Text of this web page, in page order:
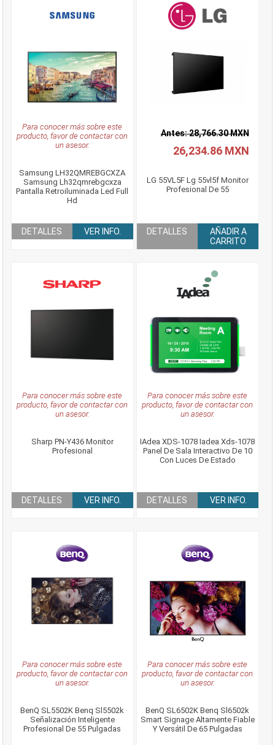
Para conocer más sobre este
producto, favor de contactar con
un asesor.
Samsung LH32QMREBGCXZA
Samsung Lh32qmrebgcxza
Pantalla Retroiluminada Led Full
Hd
DETALLES VER INFO.
Antes: 28,766.30 MXN
26,234.86 MXN
LG 55VL5F Lg 55vl5f Monitor
Profesional De 55
DETALLES
AÑADIR A
CARRITO
Para conocer más sobre este
producto, favor de contactar con
un asesor.
Sharp PN-Y436 Monitor
Profesional
DETALLES VER INFO.
Para conocer más sobre este
producto, favor de contactar con
un asesor.
IAdea XDS-1078 Iadea Xds-1078
Panel De Sala Interactivo De 10
Con Luces De Estado
DETALLES VER INFO.
Para conocer más sobre este
producto, favor de contactar con
un asesor.
BenQ SL5502K Benq Sl5502k
Señalización Inteligente
Profesional De 55 Pulgadas
Para conocer más sobre este
producto, favor de contactar con
un asesor.
BenQ SL6502K Benq Sl6502k
Smart Signage Altamente Fiable
Y Versátil De 65 Pulgadas